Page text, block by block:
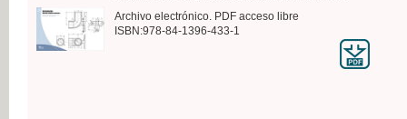
Archivo electrónico. PDF acceso libre
ISBN:978-84-1396-433-1